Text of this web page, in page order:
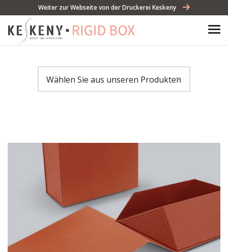
Weiter zur Webseite von der Druckerei Keskeny
Wählen Sie aus unseren Produkten
...
Stülpschachtel
Klappschachtel mit Magnet
Klappschachtel mit Magnet und
Rand